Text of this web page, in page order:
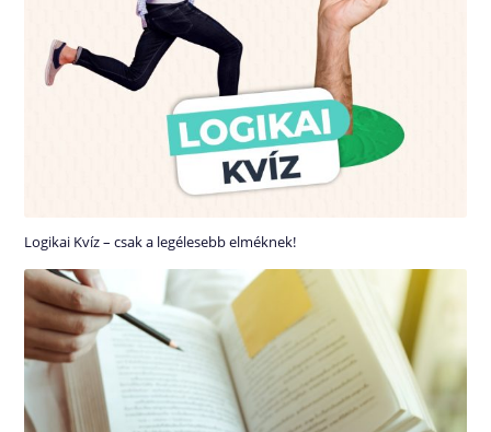
Logikai Kvíz – csak a legélesebb elméknek!